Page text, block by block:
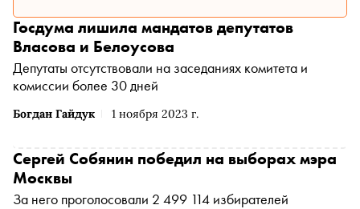
Богдан Гайдук 1 ноября 2023 г.
Госдума лишила мандатов депутатов
Власова и Белоусова
Депутаты отсутствовали на заседаниях комитета и
комиссии более 30 дней
Сергей Собянин победил на выборах мэра
Москвы
За него проголосовали 2 499 114 избирателей